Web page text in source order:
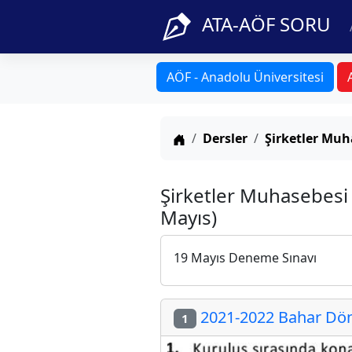
ATA-AÖF SORU
AÖF - Anadolu Üniversitesi
Anasayfa
Dersler Şirketler
Şirketler Muhasebesi
Mayıs)
19 Mayıs Deneme Sınavı
1 2021-2022 Bahar